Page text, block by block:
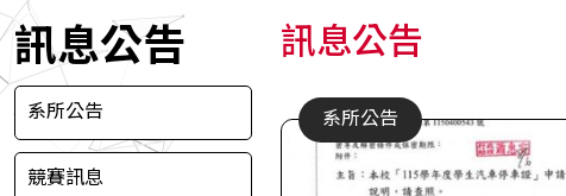
訊息公告
系所公告
競賽訊息
訊息公告
系所公告